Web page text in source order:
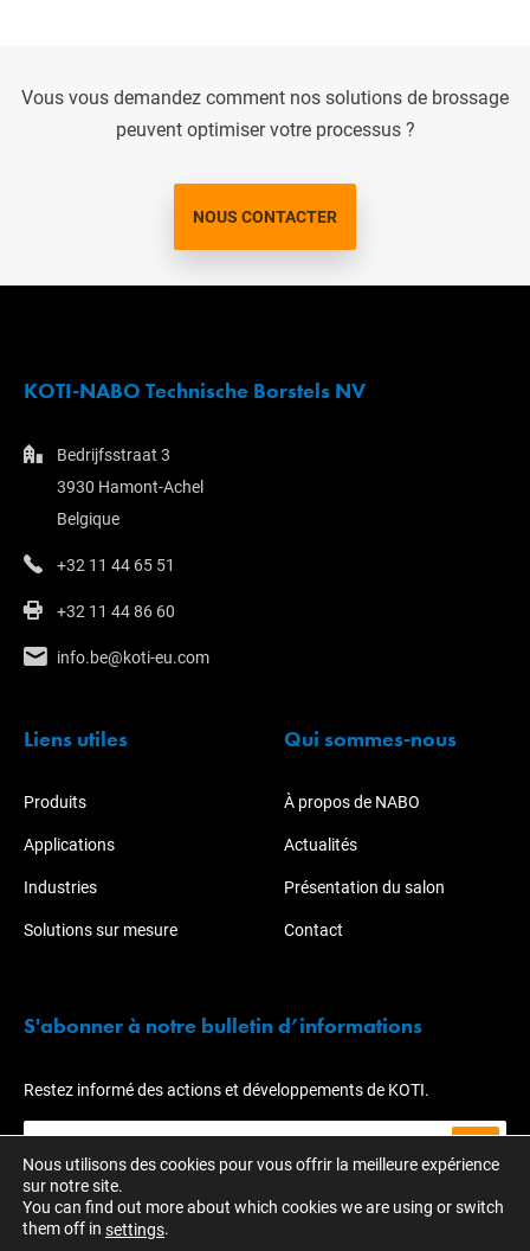
Vous vous demandez comment nos solutions de brossage
peuvent optimiser votre processus ?
NOUS CONTACTER
KOTI-NABO Technische Borstels NV
Bedrijfsstraat 3
3930 Hamont-Achel
Belgique
+32 11 44 65 51
+32 11 44 86 60
info.be@koti-eu.com
Liens utiles
Produits
Applications
Industries
Solutions sur mesure
Qui sommes-nous
À propos de NABO
Actualités
Présentation du salon
Contact
S'abonner à notre bulletin d’informations
Restez informé des actions et développements de KOTI.
Nous utilisons des cookies pour vous offrir la meilleure expérience
sur notre site.
You can find out more about which cookies we are using or switch
them off in settings.